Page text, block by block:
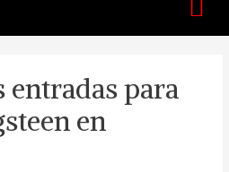
entradas para
en